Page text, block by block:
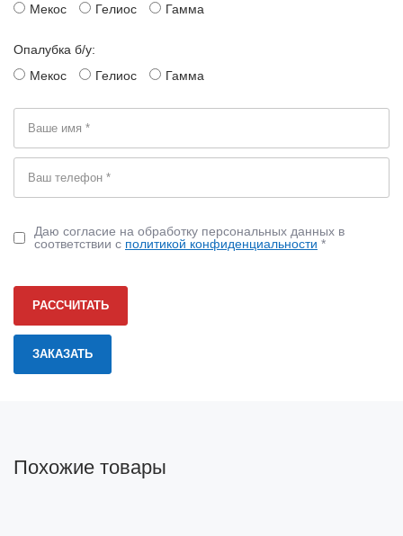
Мекос
Гелиос Гамма
Опалубка б/у:
Мекос
Гелиос Гамма
Даю согласие на обработку персональных данных в
соответствии с политикой конфиденциальности *
РАССЧИТАТЬ
Похожие товары